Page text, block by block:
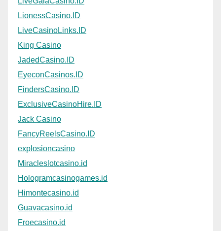
LionessCasino.ID
LiveCasinoLinks.ID
King Casino
JadedCasino.ID
EyeconCasinos.ID
FindersCasino.ID
ExclusiveCasinoHire.ID
Jack Casino
FancyReelsCasino.ID
explosioncasino
Miracleslotcasino.id
Hologramcasinogames.id
Himontecasino.id
Guavacasino.id
Froecasino.id